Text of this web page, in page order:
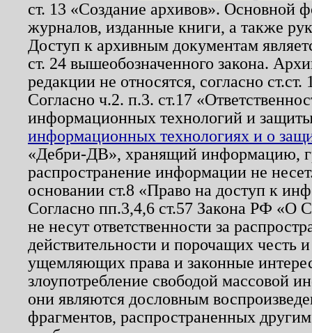
ст. 13 «Создание архивов». Основной
журналов, изданные книги, а также
Доступ к архивным документам
ст. 24 вышеобозначенного закона.
редакции не относятся, согласно
Согласно ч.2. п.3. ст.17
информационных технологий и
информационных технологиях и о
«Дебри-ДВ», хранящий информацию,
распространение информации не
основании ст.8 «Право на доступ к
Согласно пп.3,4,6 ст.57 Закона РФ «О
не несут ответственности за
действительности и порочащих честь
ущемляющих права и законные
злоупотребление свободой массовой
они являются дословным
фрагментов, распространенных